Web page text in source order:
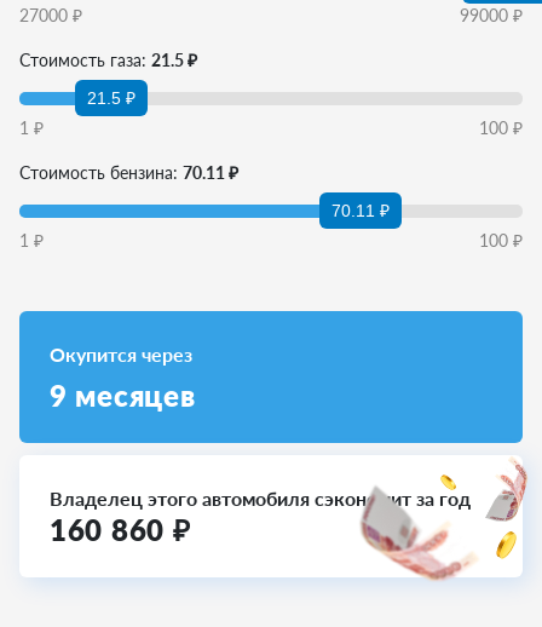
27000 ₽ 99000 ₽
Стоимость газа: 21.5 ₽
21.5 ₽
1 ₽ 100 ₽
Стоимость бензина: 70.11 ₽
70.11 ₽
1 ₽ 100 ₽
Окупится через
9 месяцев
Владелец этого автомобиля сэкономит за год
160 860 ₽